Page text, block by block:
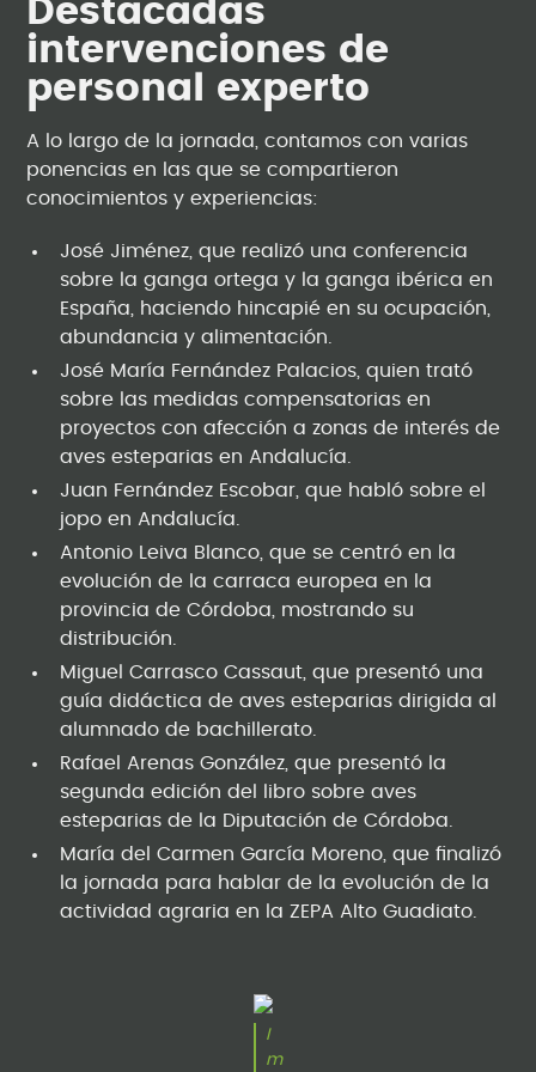
Destacadas
intervenciones de
personal experto
A lo largo de la jornada, contamos con varias
ponencias en las que se compartieron
conocimientos y experiencias:
José Jiménez, que realizó una conferencia
sobre la ganga ortega y la ganga ibérica en
España, haciendo hincapié en su ocupación,
abundancia y alimentación.
José María Fernández Palacios, quien trató
sobre las medidas compensatorias en
proyectos con afección a zonas de interés de
aves esteparias en Andalucía.
Juan Fernández Escobar, que habló sobre el
jopo en Andalucía.
Antonio Leiva Blanco, que se centró en la
evolución de la carraca europea en la
provincia de Córdoba, mostrando su
distribución.
Miguel Carrasco Cassaut, que presentó una
guía didáctica de aves esteparias dirigida al
alumnado de bachillerato.
Rafael Arenas González, que presentó la
segunda edición del libro sobre aves
esteparias de la Diputación de Córdoba.
María del Carmen García Moreno, que finalizó
la jornada para hablar de la evolución de la
actividad agraria en la ZEPA Alto Guadiato.
I
m